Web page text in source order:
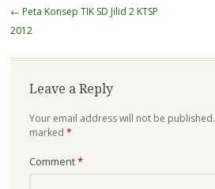
diberikan kepada siswa-
siswa. Atau kita bisa
yang ada. Beberapa
permasalahan…
Post
navigation
← Peta Konsep TIK SD Jilid 2 KTSP
2012
Leave a Reply
Your email address will not be published.
marked *
Comment*